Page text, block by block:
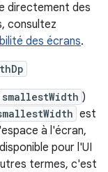
directement des
consultez
des écrans.
smallestWidth )
est
à l'écran,
pour l'UI
termes, c'est